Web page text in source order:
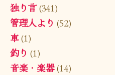
独り言(341)
管理人より (52)
車(1)
釣り (1)
音楽・楽器(14)